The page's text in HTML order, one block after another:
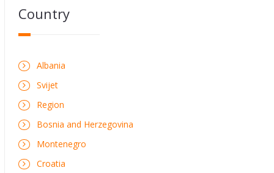
Country
Albania
Svijet
Region
Bosnia and Herzegovina
Montenegro
Croatia